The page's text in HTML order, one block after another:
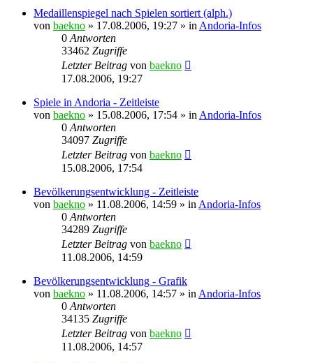
Medaillenspiegel nach Spielen sortiert (alph.)
von baekno » 17.08.2006, 19:27 » in Andoria-Infos
0 Antworten
33462 Zugriffe
Letzter Beitrag von baekno
17.08.2006, 19:27
Spiele in Andoria - Zeitleiste
von baekno » 15.08.2006, 17:54 » in Andoria-Infos
0 Antworten
34097 Zugriffe
Letzter Beitrag von baekno
15.08.2006, 17:54
Bevölkerungsentwicklung - Zeitleiste
von baekno » 11.08.2006, 14:59 » in Andoria-Infos
0 Antworten
34289 Zugriffe
Letzter Beitrag von baekno
11.08.2006, 14:59
Bevölkerungsentwicklung - Grafik
von baekno » 11.08.2006, 14:57 » in Andoria-Infos
0 Antworten
34135 Zugriffe
Letzter Beitrag von baekno
11.08.2006, 14:57